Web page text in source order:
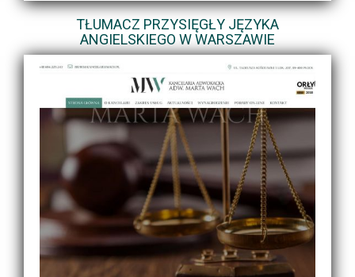
TŁUMACZ PRZYSIĘGŁY JĘZYKA
ANGIELSKIEGO W WARSZAWIE